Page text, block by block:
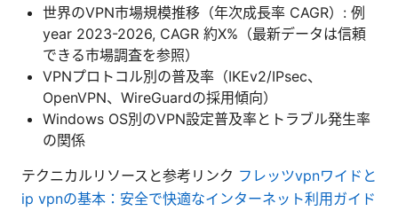
世界のVPN市場規模推移（年次成長率 CAGR）: 例
year 2023-2026, CAGR 約X%（最新データは信頼
できる市場調査を参照）
VPNプロトコル別の普及率（IKEv2/IPsec、
OpenVPN、WireGuardの採用傾向）
Windows OS別のVPN設定普及率とトラブル発生率
の関係
テクニカルリソースと参考リンク フレッツvpnワイドと
ip vpnの基本：安全で快適なインターネット利用ガイド